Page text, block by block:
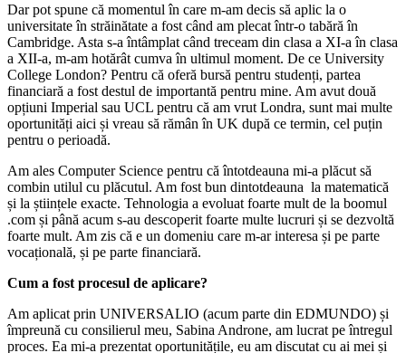
Dar pot spune că momentul în care m-am decis să aplic la o
universitate în străinătate a fost când am plecat într-o tabără în
Cambridge. Asta s-a întâmplat când treceam din clasa a XI-a în clasa
a XII-a, m-am hotărât cumva în ultimul moment. De ce University
College London? Pentru că oferă bursă pentru studenți, partea
financiară a fost destul de importantă pentru mine. Am avut două
opțiuni Imperial sau UCL pentru că am vrut Londra, sunt mai multe
oportunități aici și vreau să rămân în UK după ce termin, cel puțin
pentru o perioadă.
Am ales Computer Science pentru că întotdeauna mi-a plăcut să
combin utilul cu plăcutul. Am fost bun dintotdeauna la matematică
și la științele exacte. Tehnologia a evoluat foarte mult de la boomul
.com și până acum s-au descoperit foarte multe lucruri și se dezvoltă
foarte mult. Am zis că e un domeniu care m-ar interesa și pe parte
vocațională, și pe parte financiară.
Cum a fost procesul de aplicare?
Am aplicat prin UNIVERSALIO (acum parte din EDMUNDO) și
împreună cu consilierul meu, Sabina Androne, am lucrat pe întregul
proces. Ea mi-a prezentat oportunitățile, eu am discutat cu ai mei și